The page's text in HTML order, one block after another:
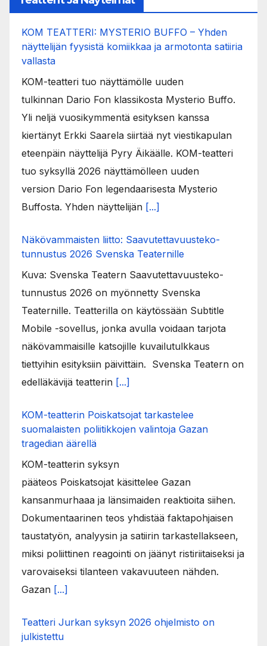
KOM TEATTERI: MYSTERIO BUFFO – Yhden
näyttelijän fyysistä komiikkaa ja armotonta satiiria
vallasta
KOM-teatteri tuo näyttämölle uuden
tulkinnan Dario Fon klassikosta Mysterio Buffo.
Yli neljä vuosikymmentä esityksen kanssa
kiertänyt Erkki Saarela siirtää nyt viestikapulan
eteenpäin näyttelijä Pyry Äikäälle. KOM-teatteri
tuo syksyllä 2026 näyttämölleen uuden
version Dario Fon legendaarisesta Mysterio
Buffosta. Yhden näyttelijän [...]
Näkövammaisten liitto: Saavutettavuusteko-
tunnustus 2026 Svenska Teaternille
Kuva: Svenska Teatern Saavutettavuusteko-
tunnustus 2026 on myönnetty Svenska
Teaternille. Teatterilla on käytössään Subtitle
Mobile -sovellus, jonka avulla voidaan tarjota
näkövammaisille katsojille kuvailutulkkaus
tiettyihin esityksiin päivittäin. Svenska Teatern on
edelläkävijä teatterin [...]
KOM-teatterin Poiskatsojat tarkastelee
suomalaisten poliitikkojen valintoja Gazan
tragedian äärellä
KOM-teatterin syksyn
pääteos Poiskatsojat käsittelee Gazan
kansanmurhaaa ja länsimaiden reaktioita siihen.
Dokumentaarinen teos yhdistää faktapohjaisen
taustatyön, analyysin ja satiirin tarkastellakseen,
miksi poliittinen reagointi on jäänyt ristiriitaiseksi ja
varovaiseksi tilanteen vakavuuteen nähden.
Gazan [...]
Teatteri Jurkan syksyn 2026 ohjelmisto on
julkistettu